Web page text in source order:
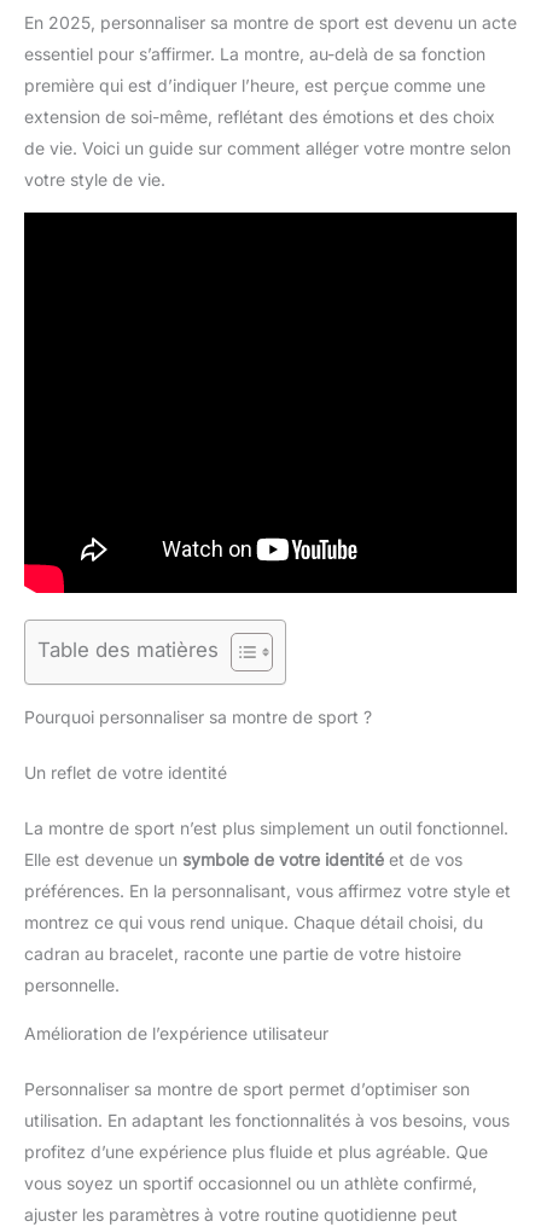
En 2025, personnaliser sa montre de sport est devenu un acte
essentiel pour s’affirmer. La montre, au-delà de sa fonction
première qui est d’indiquer l’heure, est perçue comme une
extension de soi-même, reflétant des émotions et des choix
de vie. Voici un guide sur comment alléger votre montre selon
votre style de vie.
Table des matières
Pourquoi personnaliser sa montre de sport ?
Un reflet de votre identité
La montre de sport n’est plus simplement un outil fonctionnel.
Elle est devenue un symbole de votre identité et de vos
préférences. En la personnalisant, vous affirmez votre style et
montrez ce qui vous rend unique. Chaque détail choisi, du
cadran au bracelet, raconte une partie de votre histoire
personnelle.
Amélioration de l’expérience utilisateur
Personnaliser sa montre de sport permet d’optimiser son
utilisation. En adaptant les fonctionnalités à vos besoins, vous
profitez d’une expérience plus fluide et plus agréable. Que
vous soyez un sportif occasionnel ou un athlète confirmé,
ajuster les paramètres à votre routine quotidienne peut